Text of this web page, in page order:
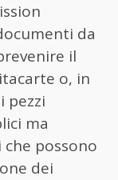
da
il
o, in
pezzi
ma
possono
dei